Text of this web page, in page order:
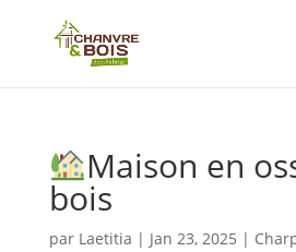
Maison en
bois
par Laetitia | Jan 23, 2025 |